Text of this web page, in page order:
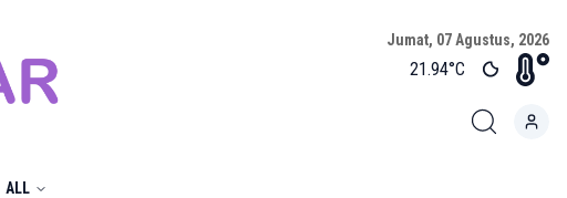
Jumat, 07 Agustus, 2026
21.94°C
ALL